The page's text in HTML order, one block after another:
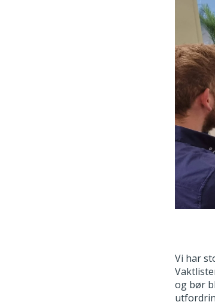
Vi har
og bør